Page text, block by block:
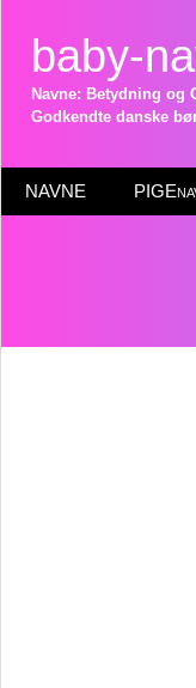
baby-
Navne: Betydning og
Godkendte danske
NAVNE